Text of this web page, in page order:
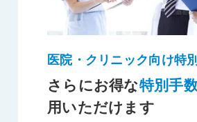
医院・クリニック向け特
さらにお得な特別手
用いただけます